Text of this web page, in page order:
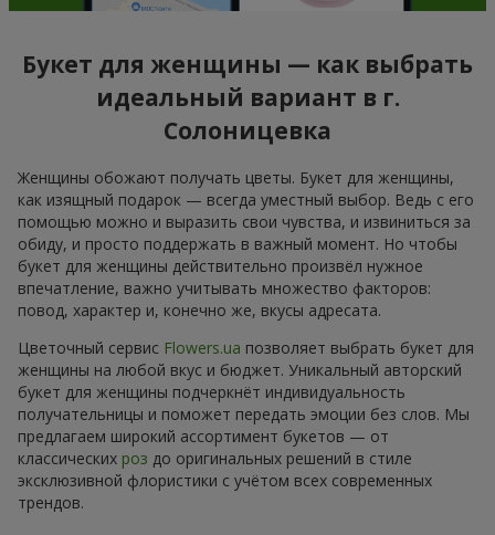
Букет для женщины — как выбрать
идеальный вариант в г.
Солоницевка
Женщины обожают получать цветы. Букет для женщины,
как изящный подарок — всегда уместный выбор. Ведь с его
помощью можно и выразить свои чувства, и извиниться за
обиду, и просто поддержать в важный момент. Но чтобы
букет для женщины действительно произвёл нужное
впечатление, важно учитывать множество факторов:
повод, характер и, конечно же, вкусы адресата.
Цветочный сервис Flowers.ua позволяет выбрать букет для
женщины на любой вкус и бюджет. Уникальный авторский
букет для женщины подчеркнёт индивидуальность
получательницы и поможет передать эмоции без слов. Мы
предлагаем широкий ассортимент букетов — от
классических роз до оригинальных решений в стиле
эксклюзивной флористики с учётом всех современных
трендов.